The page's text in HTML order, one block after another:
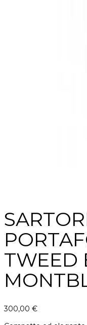
TWEED
300,00 €